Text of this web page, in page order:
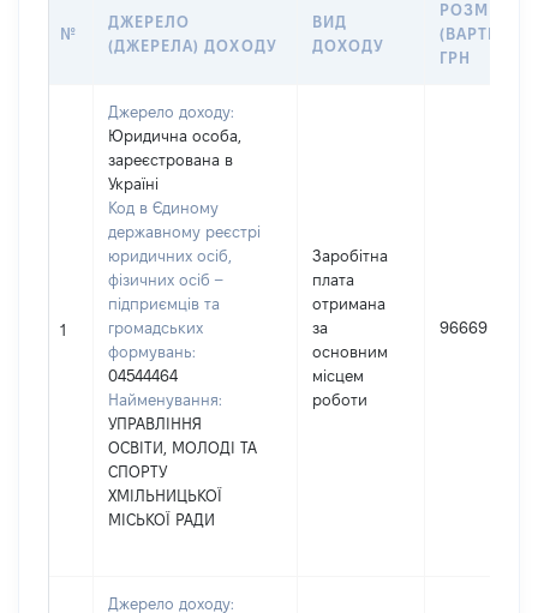
№
ДЖЕРЕЛО
(ДЖЕРЕЛА) ДОХОДУ
ВИД
ДОХОДУ
РОЗМІР
(ВАРТІСТЬ),
ГРН
1
Джерело доходу:
Юридична особа,
зареєстрована в
Україні
Код в Єдиному
державному реєстрі
юридичних осіб,
фізичних осіб –
підприємців та
громадських
формувань:
04544464
Найменування:
УПРАВЛІННЯ
ОСВІТИ, МОЛОДІ ТА
СПОРТУ
ХМІЛЬНИЦЬКОЇ
МІСЬКОЇ РАДИ
Заробітна
плата
отримана
за
основним
місцем
роботи
96669
Джерело доходу: